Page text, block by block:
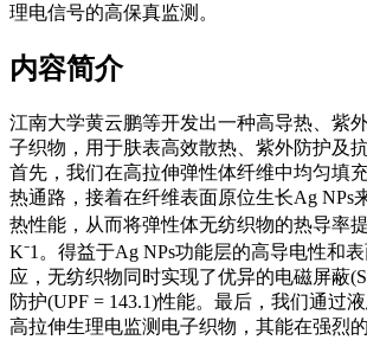
理电信号的高保真监测。
内容简介
江南大学黄云鹏等开发出一种高导热、紫
子织物，用于肤表高效散热、紫外防护及
首先，我们在高拉伸弹性体纤维中均匀填
热通路，接着在纤维表面原位生长Ag NPs
热性能，从而将弹性体无纺织物的热导率
K⁻1。得益于Ag NPs功能层的高导电性和
应，无纺织物同时实现了优异的电磁屏蔽
防护(UPF = 143.1)性能。最后，我们通过
高拉伸生理电监测电子织物，其能在强烈